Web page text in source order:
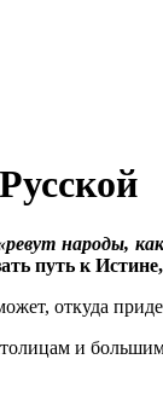
народы,
путь к
откуда
и